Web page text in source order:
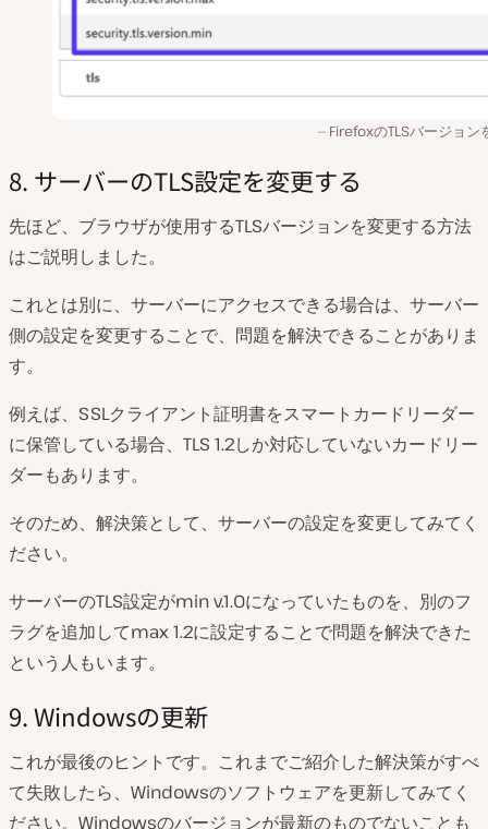
FirefoxのTLSバージョン
8. サーバーのTLS設定を変更する
先ほど、ブラウザが使用するTLSバージョンを変更する方法
はご説明しました。
これとは別に、サーバーにアクセスできる場合は、サーバー
側の設定を変更することで、問題を解決できることがありま
す。
例えば、SSLクライアント証明書をスマートカードリーダー
に保管している場合、TLS 1.2しか対応していないカードリー
ダーもあります。
そのため、解決策として、サーバーの設定を変更してみてく
ださい。
サーバーのTLS設定がmin v.1.0になっていたものを、別のフ
ラグを追加してmax 1.2に設定することで問題を解決できた
という人もいます。
9. Windowsの更新
これが最後のヒントです。これまでご紹介した解決策がすべ
て失敗したら、Windowsのソフトウェアを更新してみてく
ださい。Windowsのバージョンが最新のものでないことも